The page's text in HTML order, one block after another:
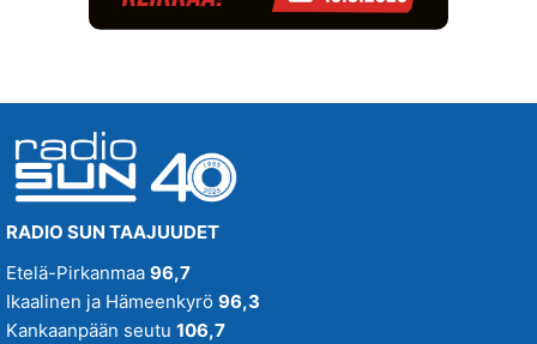
SUN Suosikit TOP 20
SUN Uutiset
SUN Viihteelle -toivekonsertti
Tampereenkiäliset uutiset
Tiistaitanssit klo 19-21
RADIO SUN TAAJUUDET
Etelä-Pirkanmaa 96,7
Ikaalinen ja Hämeenkyrö 96,3
Kankaanpään seutu 106,7